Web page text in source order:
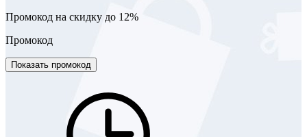
Промокод на скидку до 12%
Промокод
Показать промокод